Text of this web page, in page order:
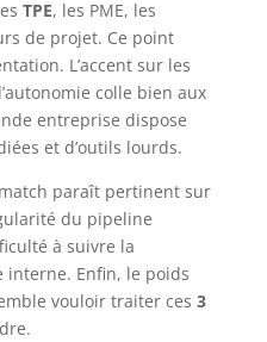
TPE, les PME, les
de projet. Ce point
L’accent sur les
colle bien aux
entreprise dispose
et d’outils lourds.
paraît pertinent sur
du pipeline
à suivre la
interne. Enfin, le poids
vouloir traiter ces 3